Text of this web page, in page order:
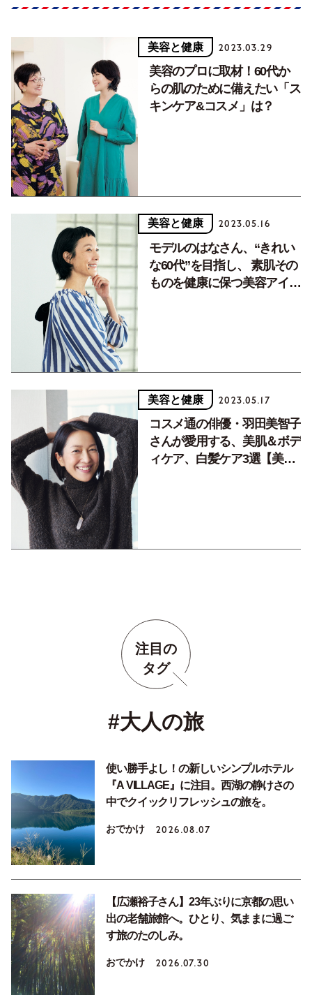
美容と健康 2023.03.29
美容のプロに取材！60代か
らの肌のために備えたい「ス
キンケア&コスメ」は？
美容と健康 2023.05.16
モデルのはなさん、“きれい
な60代”を目指し、 素肌その
ものを健康に保つ美容アイテ
美容と健康 2023.05.17
コスメ通の俳優・羽田美智子
さんが愛用する、美肌＆ボデ
ィケア、白髪ケア3選【美肌
注目の
タグ
#大人の旅
使い勝手よし！の新しいシンプルホテル
『A VILLAGE』に注目。西湖の静けさの
中でクイックリフレッシュの旅を。
おでかけ 2026.08.07
【広瀬裕子さん】23年ぶりに京都の思い
出の老舗旅館へ。ひとり、気ままに過ご
す旅のたのしみ。
おでかけ 2026.07.30